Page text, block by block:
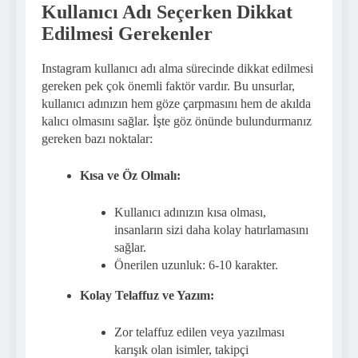
Kullanıcı Adı Seçerken Dikkat
Edilmesi Gerekenler
Instagram kullanıcı adı alma sürecinde dikkat edilmesi
gereken pek çok önemli faktör vardır. Bu unsurlar,
kullanıcı adınızın hem göze çarpmasını hem de akılda
kalıcı olmasını sağlar. İşte göz önünde bulundurmanız
gereken bazı noktalar:
Kısa ve Öz Olmalı:
Kullanıcı adınızın kısa olması,
insanların sizi daha kolay hatırlamasını
sağlar.
Önerilen uzunluk: 6-10 karakter.
Kolay Telaffuz ve Yazım:
Zor telaffuz edilen veya yazılması
karışık olan isimler, takipçi